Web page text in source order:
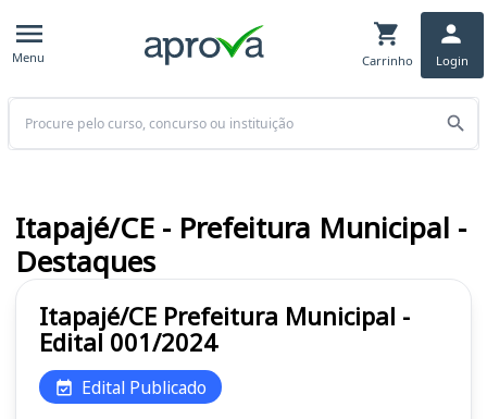
Menu Carrinho Login
Buscar
Itapajé/CE Prefeitura Municipal -
Edital 001/2024
Edital Publicado
Itapajé/CE - Prefeitura Municipal -
Destaques